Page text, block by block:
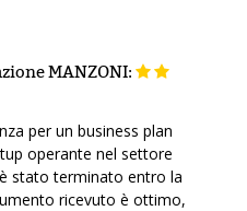
MANZONI:
per un business plan
operante nel settore
stato terminato entro la
ricevuto è ottimo,